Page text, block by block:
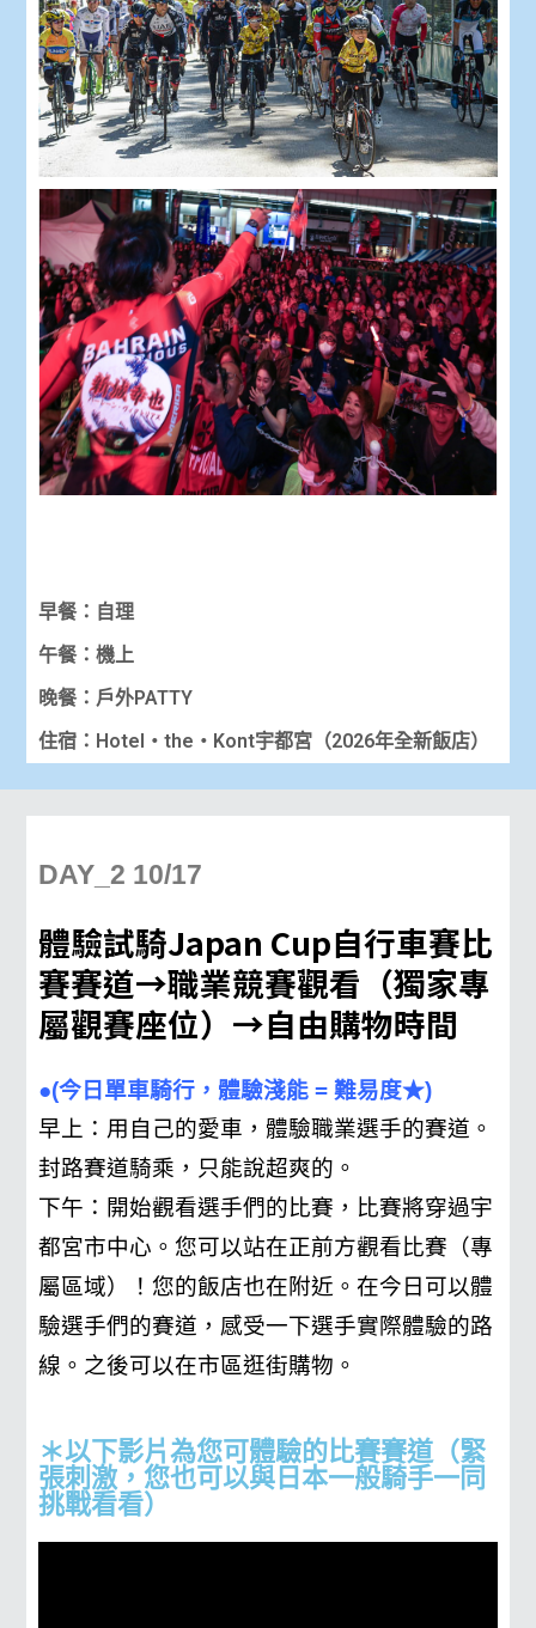
早餐：自理
午餐：機上
晚餐：戶外PATTY
住宿：Hotel・the・Kont宇都宮（2026年全新飯店）
DAY_2 10/17
體驗試騎Japan Cup自行車賽比
賽賽道→職業競賽觀看（獨家專
屬觀賽座位） →自由購物時間
●(今日單車騎行，體驗淺能 = 難易度★)
早上：用自己的愛車，體驗職業選手的賽道。
封路賽道騎乘，只能說超爽的。
下午：開始觀看選手們的比賽，比賽將穿過宇
都宮市中心。您可以站在正前方觀看比賽（專
屬區域）！您的飯店也在附近。在今日可以體
驗選手們的賽道，感受一下選手實際體驗的路
線。之後可以在市區逛街購物。
＊以下影片為您可體驗的比賽賽道（緊
張刺激，您也可以與日本一般騎手一同
挑戰看看）